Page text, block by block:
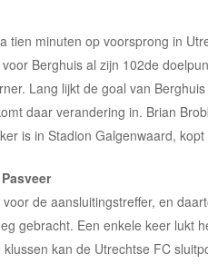
tien minuten op voorsprong in
Berghuis al zijn 102de
Lang lijkt de goal van
daar verandering in. Brian
is in Stadion Galgenwaard,
de aansluitingstreffer, en
gebracht. Een enkele keer lukt
kan de Utrechtse FC